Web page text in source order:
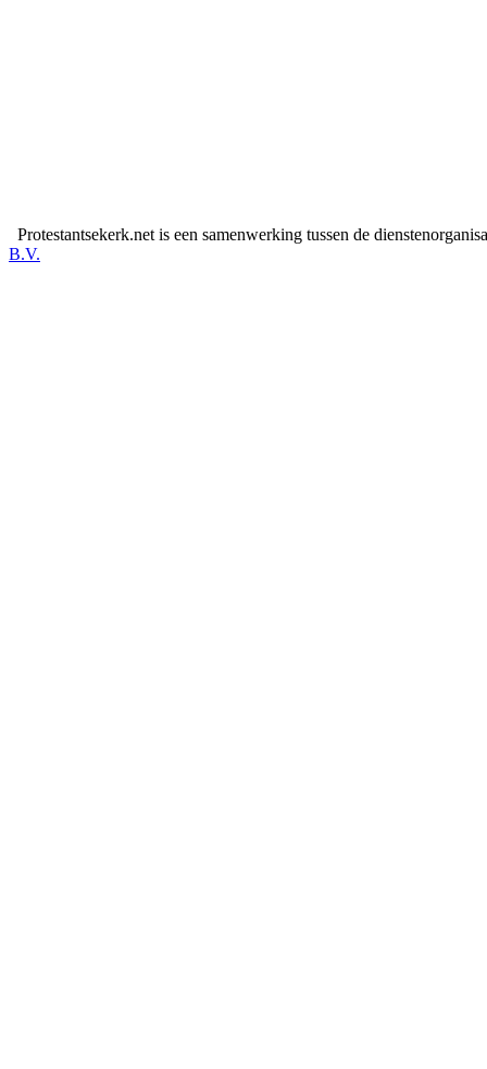
Protestantsekerk.net is een samenwerking tussen de
B.V.